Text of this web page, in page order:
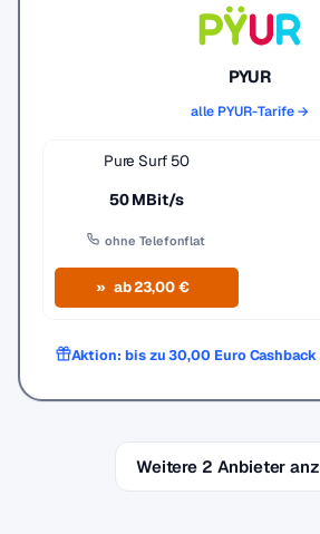
PYUR
alle PYUR-Tarife →
Pure Surf 50
50 MBit/s
ohne Telefonflat
ab 23,00 €
Aktion: bis zu 30,00 Euro Cashback
Weitere 2 Anbieter